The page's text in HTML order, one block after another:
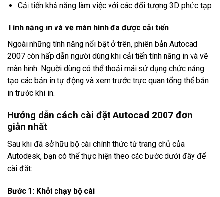
Cải tiến khả năng làm việc với các đối tượng 3D phức tạp
Tính năng in và vẽ màn hình đã được cải tiến
Ngoài những tính năng nổi bật ở trên, phiên bản Autocad
2007 còn hấp dẫn người dùng khi cải tiến tính năng in và vẽ
màn hình. Người dùng có thể thoải mái sử dụng chức năng
tạo các bản in tự động và xem trước trực quan tổng thể bản
in trước khi in.
Hướng dẫn cách cài đặt Autocad 2007 đơn
giản nhất
Sau khi đã sở hữu bộ cài chính thức từ trang chủ của
Autodesk, bạn có thể thực hiện theo các bước dưới đây để
cài đặt:
Bước 1: Khởi chạy bộ cài